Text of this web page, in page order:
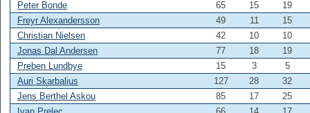
Peter Bonde
65 15
19
Freyr Alexandersson
49 11
15
Christian Nielsen
42 10
10
Jonas Dal Andersen
77 18
19
Preben Lundbye
15 3
5
Auri Skarbalius
127 28
32
Jens Berthel Askou
85 17
25